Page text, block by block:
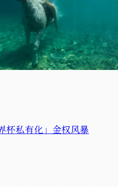
杯私有化」金权风暴